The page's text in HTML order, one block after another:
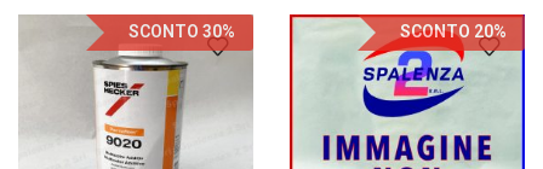
SCONTO 30% SCONTO 20%